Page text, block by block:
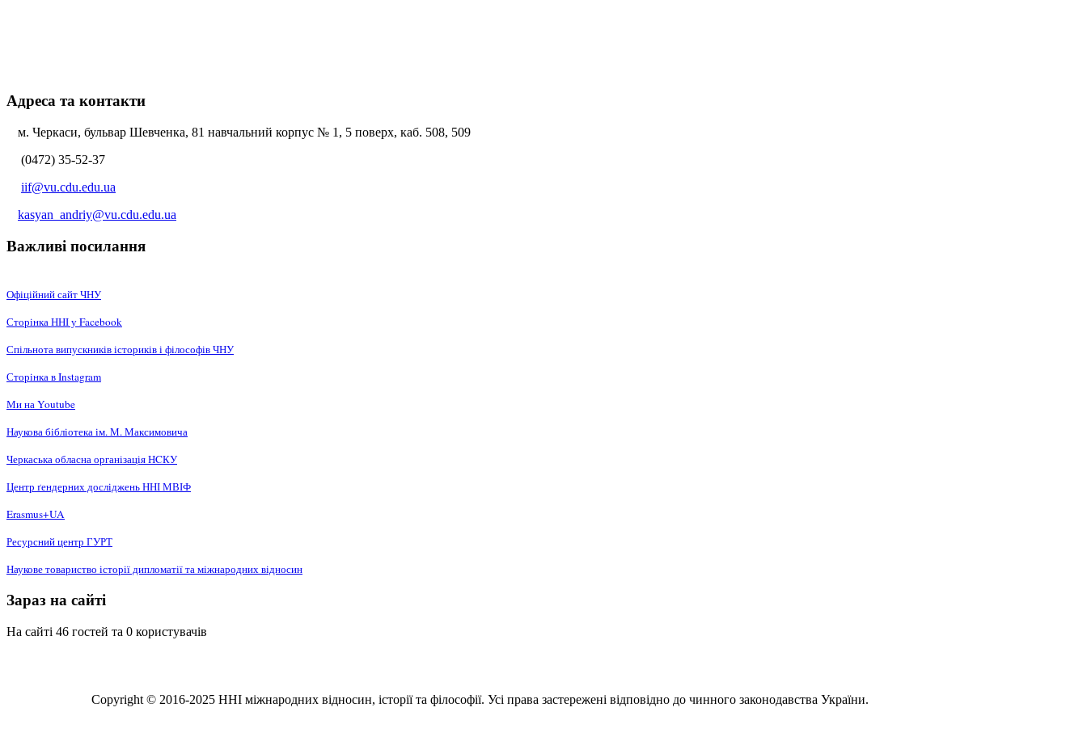
Адреса та контакти
м. Черкаси, бульвар Шевченка, 81 навчальний корпус № 1, 5 поверх, каб. 508, 509
(0472) 35-52-37
iif@vu.cdu.edu.ua
kasyan_andriy@vu.cdu.edu.ua
Важливі посилання
Офіційний сайт ЧНУ
Сторінка ННІ у Facebook
Спільнота випускників істориків і філософів ЧНУ
Сторінка в Instagram
Ми на Youtube
Наукова бібліотека ім. М. Максимовича
Черкаська обласна організація НCКУ
Центр ґендерних досліджень ННІ МВІФ
Erasmus+UA
Ресурсний центр ГУРТ
Наукове товариство історії дипломатії та міжнародних відносин
Зараз на сайті
На сайті 46 гостей та 0 користувачів
Copyright © 2016-2025 ННІ міжнародних відносин, історії та філософії. Усі права застережені відповідно до чинного законодавства України.